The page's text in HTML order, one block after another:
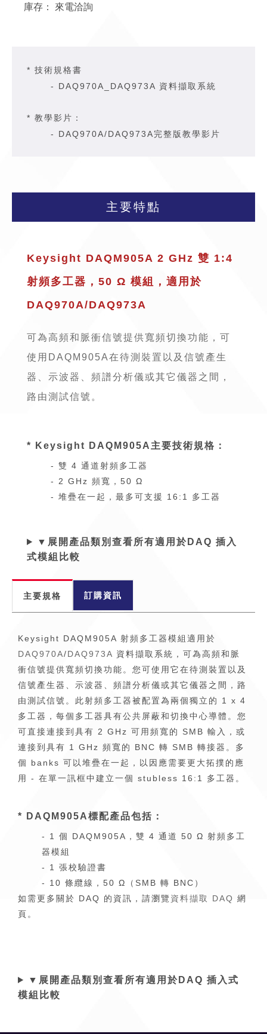
庫存： 來電洽詢
* 技術規格書
- DAQ970A_DAQ973A 資料擷取系統
* 教學影片：
- DAQ970A/DAQ973A完整版教學影片
主要特點
Keysight DAQM905A 2 GHz 雙 1:4
射頻多工器，50 Ω 模組，適用於
DAQ970A/DAQ973A
可為高頻和脈衝信號提供寬頻切換功能，可
使用DAQM905A在待測裝置以及信號產生
器、示波器、頻譜分析儀或其它儀器之間，
路由測試信號。
* Keysight DAQM905A主要技術規格：
- 雙 4 通道射頻多工器
- 2 GHz 頻寬，50 Ω
- 堆疊在一起，最多可支援 16:1 多工器
▼展開產品類別查看所有適用於DAQ 插入
式模組比較
主要規格 訂購資訊
Keysight DAQM905A 射頻多工器模組適用於
DAQ970A/DAQ973A 資料擷取系統，可為高頻和脈
衝信號提供寬頻切換功能。您可使用它在待測裝置以及
信號產生器、示波器、頻譜分析儀或其它儀器之間，路
由測試信號。此射頻多工器被配置為兩個獨立的 1 x 4
多工器，每個多工器具有公共屏蔽和切換中心導體。您
可直接連接到具有 2 GHz 可用頻寬的 SMB 輸入，或
連接到具有 1 GHz 頻寬的 BNC 轉 SMB 轉接器。多
個 banks 可以堆疊在一起，以因應需要更大拓撲的應
用 - 在單一訊框中建立一個 stubless 16:1 多工器。
* DAQM905A標配產品包括：
- 1 個 DAQM905A，雙 4 通道 50 Ω 射頻多工
器模組
- 1 張校驗證書
- 10 條纜線，50 Ω（SMB 轉 BNC）
如需更多關於 DAQ 的資訊，請瀏覽 資料擷取 DAQ 網
頁。
▼展開產品類別查看所有適用於DAQ 插入式
模組比較